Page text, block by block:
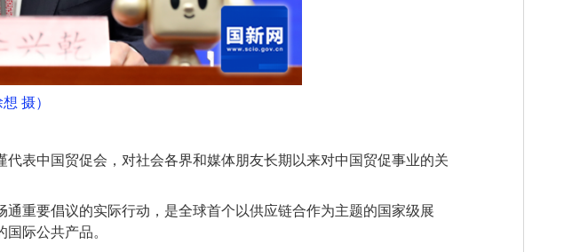
摄）
表中国贸促会，对社会各界和媒体朋友长期以来对中国贸促事业的关
重要倡议的实际行动，是全球首个以供应链合作为主题的国家级展
际公共产品。